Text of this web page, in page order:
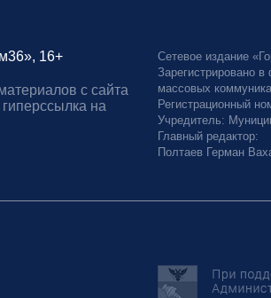
16+
с сайта
на
Сетевое издание
Зарегистрировано
массовых
Регистрационный
Учредитель:
Главный редактор:
Полтаев Герман